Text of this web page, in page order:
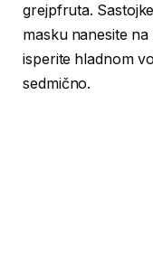
grejpfruta.
masku nanesite
isperite hladnom
sedmično.